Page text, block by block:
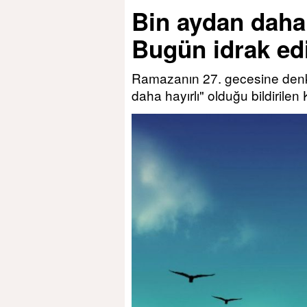
Bin aydan
Bugün idrak
Ramazanın 27. gecesine
daha hayırlı" olduğu